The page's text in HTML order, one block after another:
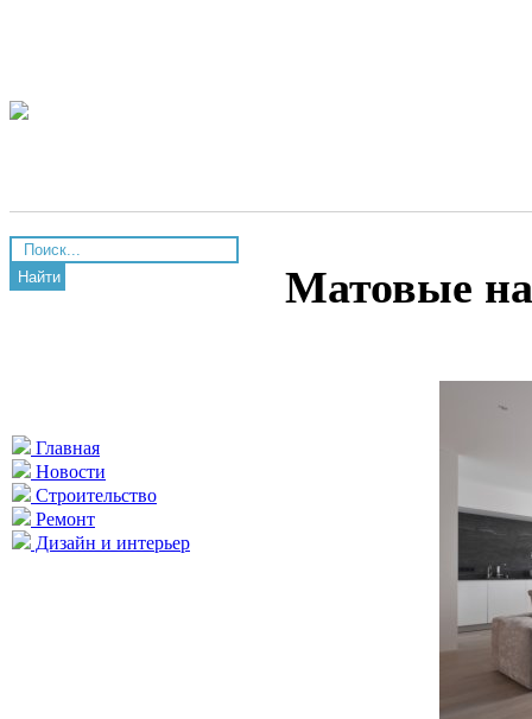
Найти
Главная
Новости
Строительство
Ремонт
Дизайн и интерьер
Матовые